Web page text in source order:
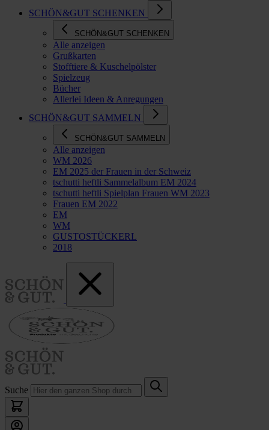
SCHÖN&GUT SCHENKEN
SCHÖN&GUT SCHENKEN
Alle anzeigen
Grußkarten
Stofftiere & Kuschelpölster
Spielzeug
Bücher
Allerlei Ideen & Anregungen
SCHÖN&GUT SAMMELN
SCHÖN&GUT SAMMELN
Alle anzeigen
WM 2026
EM 2025 der Frauen in der Schweiz
tschutti heftli Sammelalbum EM 2024
tschutti heftli Spielplan Frauen WM 2023
Frauen EM 2022
EM
WM
GUSTOSTÜCKERL
2018
Suche